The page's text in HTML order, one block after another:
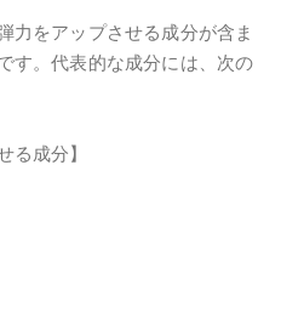
力をアップさせる成分が含ま
す。代表的な成分には、次の
る成分】